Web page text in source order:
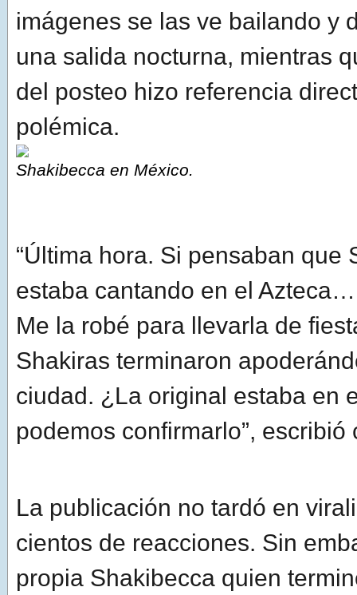
imágenes se las ve bailando y
una salida nocturna, mientras
del posteo hizo referencia
polémica.
Shakibecca en México.
“Última hora. Si pensaban que
estaba cantando en el
Me la robé para llevarla de
Shakiras terminaron
ciudad. ¿La original estaba en
podemos confirmarlo”, escribió
La publicación no tardó en
cientos de reacciones. Sin
propia Shakibecca quien